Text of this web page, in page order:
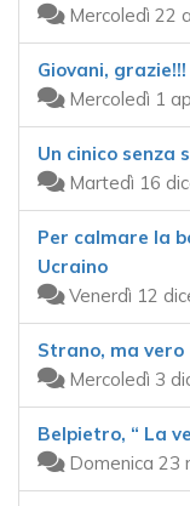
Mercoledì 22
Giovani, grazie!!!
Mercoledì 1
Un cinico senza
Martedì 16
Per calmare la
Ucraino
Venerdì 12
Strano, ma vero
Mercoledì 3
Belpietro, “ La
Domenica 23